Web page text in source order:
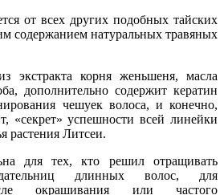
от всех других подобных тайских
содержанием натуральных травяных
экстракта корня женьшеня, масла
дополнительно содержит кератин
чешуек волоса, и конечно,
«секрет» успешности всей линейки
растения Литсеи.
для тех, кто решил отращивать
длинных волос, для
окрашивания или частого